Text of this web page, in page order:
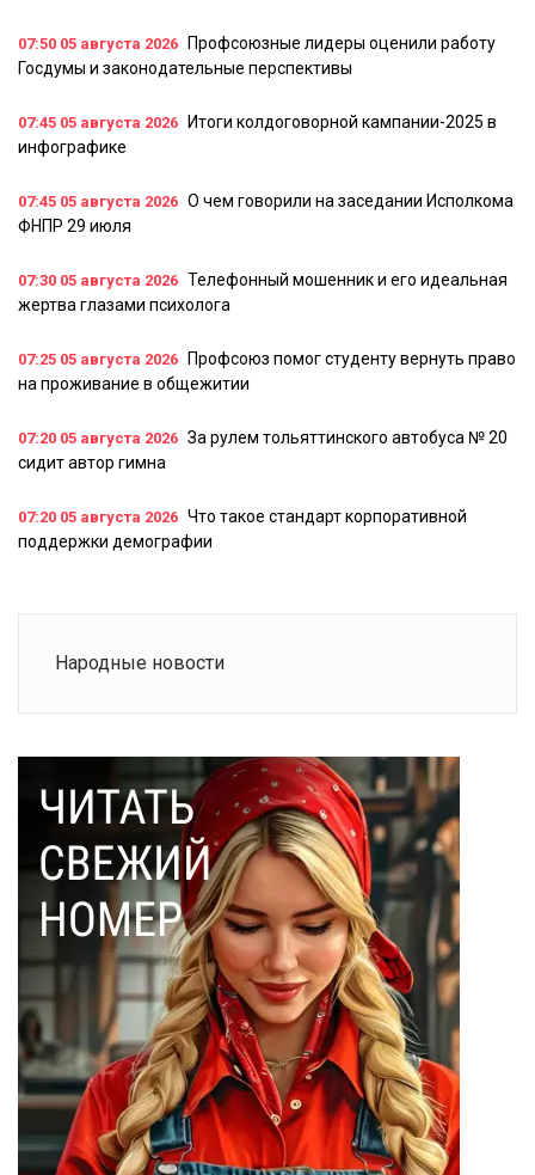
07:50 05 августа 2026
Профсоюзные лидеры оценили работу
Госдумы и законодательные перспективы
07:45 05 августа 2026
Итоги колдоговорной кампании-2025 в
инфографике
07:45 05 августа 2026 О чем говорили на заседании Исполкома
ФНПР 29 июля
07:30 05 августа 2026 Телефонный мошенник и его идеальная
жертва глазами психолога
07:25 05 августа 2026
Профсоюз помог студенту вернуть право
на проживание в общежитии
07:20 05 августа 2026 За рулем тольяттинского автобуса № 20
сидит автор гимна
07:20 05 августа 2026 Что такое стандарт корпоративной
поддержки демографии
Народные новости